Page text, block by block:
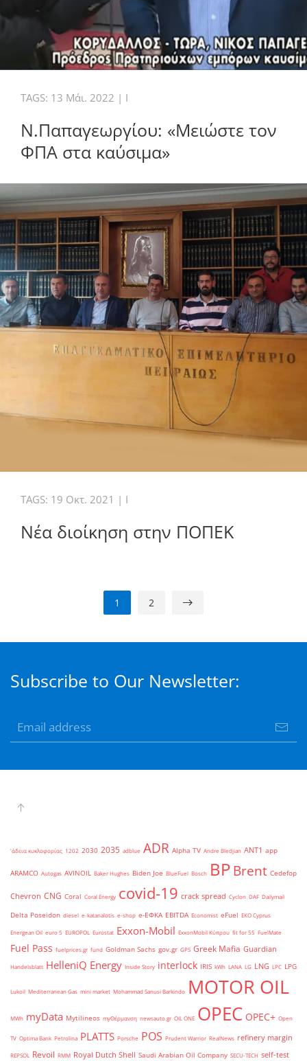
TAGS: 13 Μάι. 2022 | I
Ν.Παπαγεωργίου: «Μειώστε τον
ΦΠΑ στα καύσιμα»
TAGS: 19 Οκτ. 2021 | I
Νέα διοίκηση στην ΠΟΠΕΚ
1 2
Subscribe to Our Newsletter:
'άδεια κυκλοφορίας 1202 2030 2035 adblue ADR Alpha TV Andre Bledjian ANT1 app
ARAMCO Autogas AVINOIL Baker Hughes Biden Joe BlueFuel Bosch BPBrent Cedefop
Chevron CNG Coral Coral Energy covid-19 crack spread Cyclon DAF Dailymail
Delta Poseidon diesel e-katanalotis e-shop e-ΕΦΚΑ EBITDA Economist eFuel EKO Cyprus
Energean Oil euro 5 EUROPOL Eurostat Exxon-Mobil ExxonMobil Κύπρου fit for 55 FuelMate
Fuel Pass fuelprices.gr fund Goldman Sachs gov.gr GPS Greek Mafia Guardian
Handelsblatt HelleniQ Energy Inside Story interlock IRIS kWh LANA LG LNG LPC LPG
Lukoil Mediterranean Gas mini market Mohammad Sanusi Barkindo MOTOR OIL
MWh myData Mytilineos myΘέρμανση newsauto.gr OIL ONE OPEC OPEC+ Open
TV Optima Bank Petrolina PLATTS Porsche POS Prudent Warrior RealNews refinery margin
REPSOL Revoil RMM Royal Dutch Shell Saudi Arabian Oil Company SECU-TECH self-test